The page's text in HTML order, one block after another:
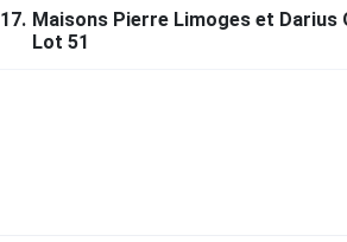
Avec la participation financière de
fêtes du 350e anniversaire de
la Ville de Terrebonne et M. Pierre
ministre de l’Économie, de
économique régional à
Elaine Ayotte, Claude Blouin,
17. Maisons Pierre Limoges et Darius
Lot 51